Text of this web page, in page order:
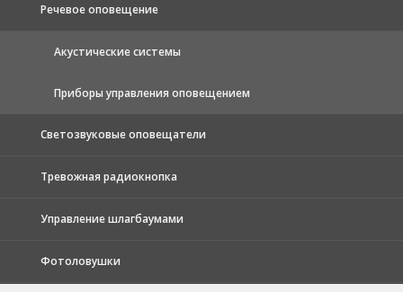
Речевое оповещение
Акустические системы
Приборы управления оповещением
Светозвуковые оповещатели
Тревожная радиокнопка
Управление шлагбаумами
Фотоловушки